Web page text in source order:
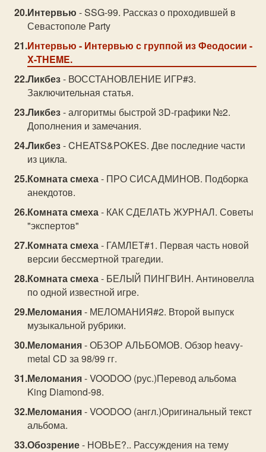
Интервью - SSG-99. Рассказ о проходившей в
Севастополе Party
Интервью - Интервью с группой из Феодосии -
X-THEME.
Ликбез- ВОССТАНОВЛЕНИЕ ИГР#3.
Заключительная статья.
Ликбез- алгоритмы быстрой 3D-графики №2.
Дополнения и замечания.
Ликбез- CHEATS&POKES. Две последние части
из цикла.
Комната смеха- ПРО СИСАДМИНОВ. Подборка
анекдотов.
Комната смеха- КАК СДЕЛАТЬ ЖУРНАЛ. Советы
"экспертов"
Комната смеха- ГАМЛЕТ#1. Первая часть новой
версии бессмертной трагедии.
Комната смеха- БЕЛЫЙ ПИНГВИН. Антиновелла
по одной известной игре.
Меломания- МЕЛОМАНИЯ#2. Второй выпуск
музыкальной рубрики.
Меломания- ОБЗОР АЛЬБОМОВ. Обзор heavy-
metal CD за 98/99 гг.
Меломания- VOODOO (рус.)Перевод альбома
King Diamond-98.
Меломания- VOODOO (англ.)Оригинальный текст
альбома.
Обозрение- НОВЬЕ?.. Рассуждения на тему